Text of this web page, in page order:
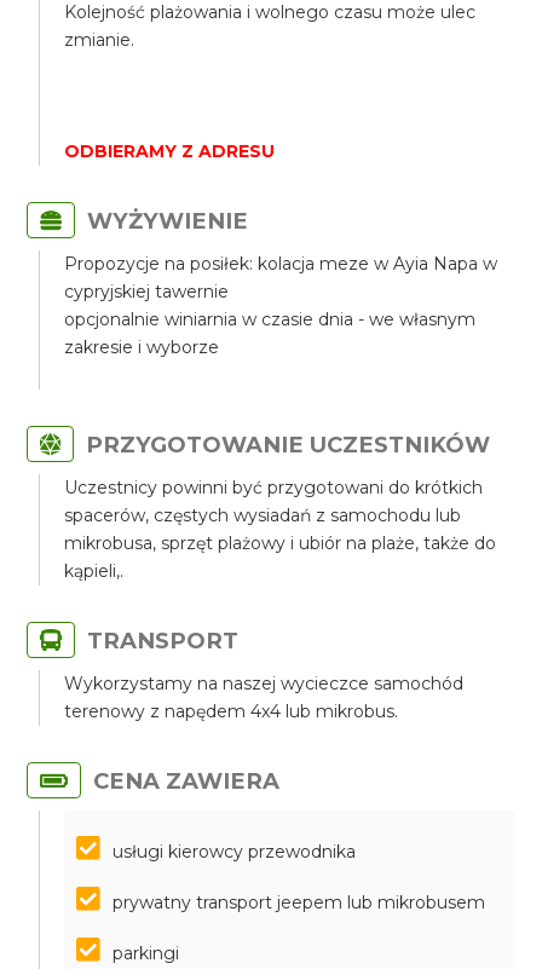
Kolejność plażowania i wolnego czasu może ulec
zmianie.
ODBIERAMY Z ADRESU
WYŻYWIENIE
Propozycje na posiłek: kolacja meze w Ayia Napa w
cypryjskiej tawernie
opcjonalnie winiarnia w czasie dnia - we własnym
zakresie i wyborze
PRZYGOTOWANIE UCZESTNIKÓW
Uczestnicy powinni być przygotowani do krótkich
spacerów, częstych wysiadań z samochodu lub
mikrobusa, sprzęt plażowy i ubiór na plaże, także do
kąpieli,.
TRANSPORT
Wykorzystamy na naszej wycieczce samochód
terenowy z napędem 4x4 lub mikrobus.
CENA ZAWIERA
usługi kierowcy przewodnika
prywatny transport jeepem lub mikrobusem
parkingi